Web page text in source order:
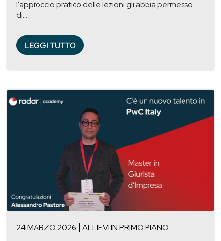
l'approccio pratico delle lezioni gli abbia permesso
di...
LEGGI TUTTO
24 MARZO 2026 ALLIEVI IN PRIMO PIANO